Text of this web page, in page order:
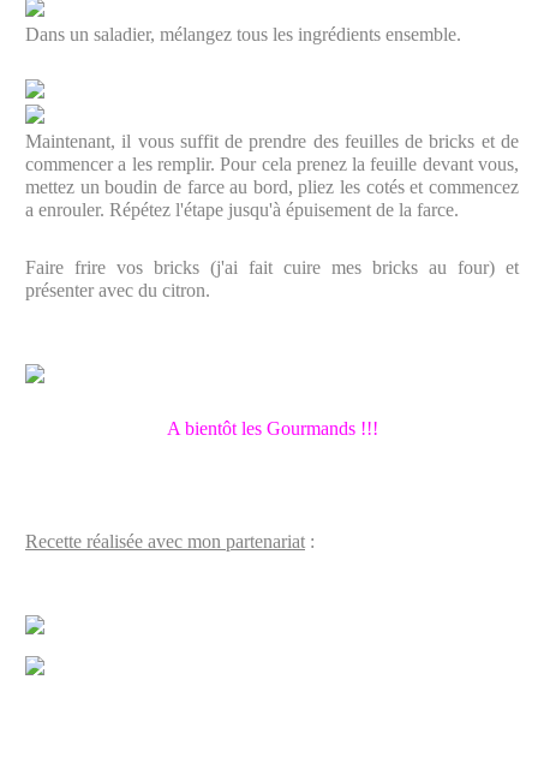
Dans un saladier, mélangez tous les ingrédients ensemble.
Maintenant, il vous suffit de prendre des feuilles de bricks et de
commencer a les remplir. Pour cela prenez la feuille devant vous,
mettez un boudin de farce au bord, pliez les cotés et commencez
a enrouler. Répétez l'étape jusqu'à épuisement de la farce.
Faire frire vos bricks (j'ai fait cuire mes bricks au four) et
présenter avec du citron.
A bientôt les Gourmands !!!
Recette réalisée avec mon partenariat :